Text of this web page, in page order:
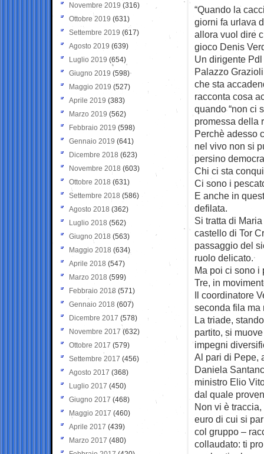
“Quando la
giorni fa urlava
allora vuol dire
gioco Denis
Un dirigente
Palazzo
che sta
racconta cosa
quando “non ci
promessa della
Perchè adesso
nel vivo non si
persino
Chi ci sta
Ci sono i
E anche in
defilata.
Si tratta di
castello di Tor
passaggio del
ruolo delicato.
Ma poi ci sono i
Tre, in
Il coordinatore
seconda fila ma
La triade,
partito, si
impegni
Al pari di Pepe,
Daniela
ministro Elio
dal quale
Non vi è
euro di cui si
col gruppo –
collaudato: ti
Novembre 2019 (316)
Ottobre 2019 (631)
Settembre 2019 (617)
Agosto 2019 (639)
Luglio 2019 (654)
Giugno 2019 (598)
Maggio 2019 (527)
Aprile 2019 (383)
Marzo 2019 (562)
Febbraio 2019 (598)
Gennaio 2019 (641)
Dicembre 2018 (623)
Novembre 2018 (603)
Ottobre 2018 (631)
Settembre 2018 (586)
Agosto 2018 (362)
Luglio 2018 (562)
Giugno 2018 (563)
Maggio 2018 (634)
Aprile 2018 (547)
Marzo 2018 (599)
Febbraio 2018 (571)
Gennaio 2018 (607)
Dicembre 2017 (578)
Novembre 2017 (632)
Ottobre 2017 (579)
Settembre 2017 (456)
Agosto 2017 (368)
Luglio 2017 (450)
Giugno 2017 (468)
Maggio 2017 (460)
Aprile 2017 (439)
Marzo 2017 (480)